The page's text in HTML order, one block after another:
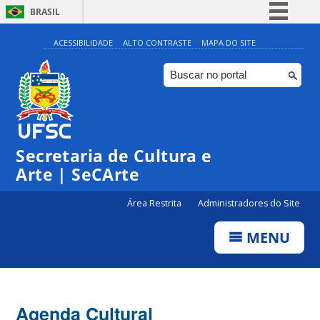
BRASIL
Simplifique!
Comunica BR
Participe
ACESSIBILIDADE ALTO CONTRASTE MAPA DO SITE
Secretaria de Cultura e
Arte | SeCArte
Área Restrita Administradores do Site
MENU
Agenda Cultural